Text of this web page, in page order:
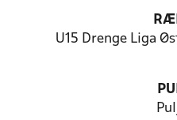
U15 Drenge Liga